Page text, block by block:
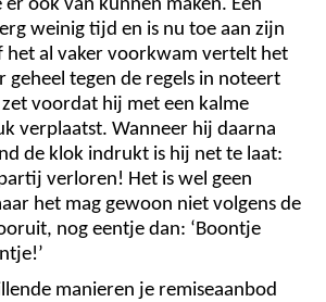
er ook van kunnen maken. Een
weinig tijd en is nu toe aan zijn
het al vaker voorkwam vertelt het
geheel tegen de regels in noteert
voordat hij met een kalme
verplaatst. Wanneer hij daarna
de klok indrukt is hij net te laat:
verloren! Het is wel geen
het mag gewoon niet volgens de
nog eentje dan: ‘Boontje
manieren je remiseaanbod